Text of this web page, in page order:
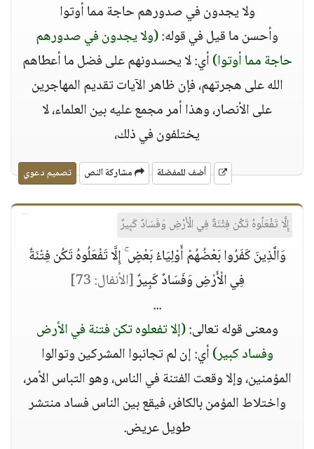
ولا يجدون في صدورهم حاجة مما أوتوا
وأحسن ما قيل في قوله:(ولا يجدون في صدورهم
حاجة مما أوتوا)أي: لا يحسدونهم على فضل ما أعطاهم
الله على هجرتهم، فإن ظاهر الآيات تقديم المهاجرين
على الأنصار، وهذا أمر مجمع عليه بين العلماء، لا
يختلفون في ذلك،
أضف للمفضلة مشاركة النص تصميم دعوي
إِلَّا تَفْعَلُوهُ تَكُن فِتْنَةٌ فِي الْأَرْضِ وَفَسَادٌ كَبِيرٌ
وَالَّذِينَ كَفَرُوا بَعْضُهُمْ أَوْلِيَاءُ بَعْضٍ ۚ إِلَّا تَفْعَلُوهُ تَكُن فِتْنَةٌ
فِي الْأَرْضِ وَفَسَادٌ كَبِيرٌ[الأنفال: 73]
...
ومعنى قوله تعالى:(إلا تفعلوه تكن فتنة في الأرض
وفساد كبير)أي: إن لم تجانبوا المشركين وتوالوا
المؤمنين، وإلا وقعت الفتنة في الناس، وهو التباس الأمر،
واختلاط المؤمن بالكافر، فيقع بين الناس فساد منتشر
طويل عريض.